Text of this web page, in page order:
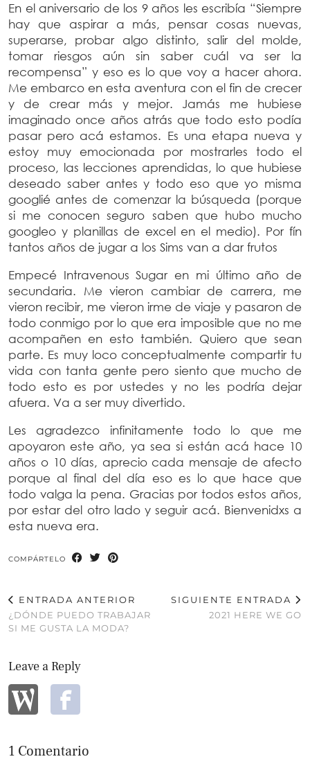
En el aniversario de los 9 años les escribía “Siempre
hay que aspirar a más, pensar cosas nuevas,
superarse, probar algo distinto, salir del molde,
tomar riesgos aún sin saber cuál va ser la
recompensa” y eso es lo que voy a hacer ahora.
Me embarco en esta aventura con el fin de crecer
y de crear más y mejor. Jamás me hubiese
imaginado once años atrás que todo esto podía
pasar pero acá estamos. Es una etapa nueva y
estoy muy emocionada por mostrarles todo el
proceso, las lecciones aprendidas, lo que hubiese
deseado saber antes y todo eso que yo misma
googlié antes de comenzar la búsqueda (porque
si me conocen seguro saben que hubo mucho
googleo y planillas de excel en el medio). Por fín
tantos años de jugar a los Sims van a dar frutos
Empecé Intravenous Sugar en mi último año de
secundaria. Me vieron cambiar de carrera, me
vieron recibir, me vieron irme de viaje y pasaron de
todo conmigo por lo que era imposible que no me
acompañen en esto también. Quiero que sean
parte. Es muy loco conceptualmente compartir tu
vida con tanta gente pero siento que mucho de
todo esto es por ustedes y no les podría dejar
afuera. Va a ser muy divertido.
Les agradezco infinitamente todo lo que me
apoyaron este año, ya sea si están acá hace 10
años o 10 días, aprecio cada mensaje de afecto
porque al final del día eso es lo que hace que
todo valga la pena. Gracias por todos estos años,
por estar del otro lado y seguir acá. Bienvenidxs a
esta nueva era.
COMPÁRTELO
ENTRADA ANTERIOR
¿DÓNDE PUEDO TRABAJAR
SI ME GUSTA LA MODA?
SIGUIENTE ENTRADA
2021 HERE WE GO
Leave a Reply
1 Comentario